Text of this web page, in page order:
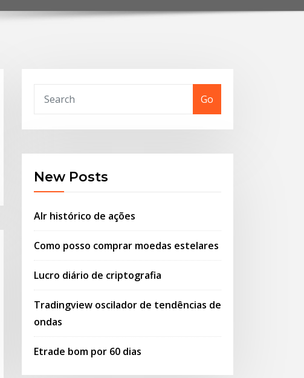
Go
New Posts
Alr histórico de ações
Como posso comprar moedas estelares
Lucro diário de criptografia
Tradingview oscilador de tendências de
ondas
Etrade bom por 60 dias